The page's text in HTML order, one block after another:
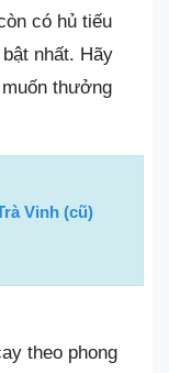
có hủ tiếu
nhất. Hãy
thưởng
Vinh (cũ)
theo phong